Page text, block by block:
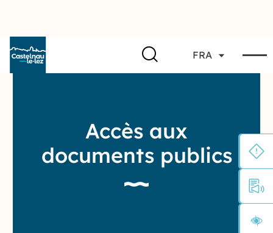
FRA
Accès aux
documents publics